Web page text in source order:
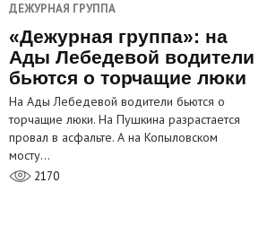
ДЕЖУРНАЯ ГРУППА
«Дежурная группа»: на
Ады Лебедевой водители
бьются о торчащие люки
На Ады Лебедевой водители бьются о
торчащие люки. На Пушкина разрастается
провал в асфальте. А на Копыловском
мосту…
2170